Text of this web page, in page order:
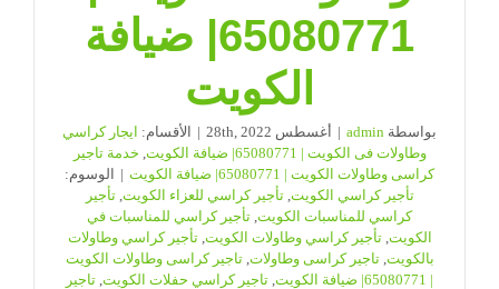
65080771| ضيافة
الكويت
بواسطة admin
| أغسطس 28th, 2022 | الأقسام: ايجار كراسي
وطاولات فى الكويت | 65080771| ضيافة الكويت
خدمة تاجير
كراسى وطاولات الكويت | 65080771| ضيافة الكويت
| الوسوم:
تأجير كراسي الكويت ,تأجير كراسي للعزاء الكويت ,تأجير
كراسي للمناسبات الكويت تأجير كراسي للمناسبات في
الكويت ,تأجير كراسي وطاولات الكويت ,تأجير كراسي وطاولات
بالكويت ,تاجير كراسى وطاولات ,تاجير كراسى وطاولات الكويت
| 65080771| ضيافة الكويت
تاجير كراسي حفلات الكويت تاجير